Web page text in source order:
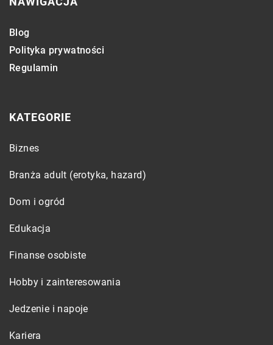
Blog
Polityka prywatności
Regulamin
KATEGORIE
Biznes
Branża adult (erotyka, hazard)
Dom i ogród
Edukacja
Finanse osobiste
Hobby i zainteresowania
Jedzenie i napoje
Kariera